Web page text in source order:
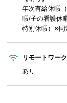
年次有給休暇
暇/子の看護休
特別休暇）※同
リモートワー
あり